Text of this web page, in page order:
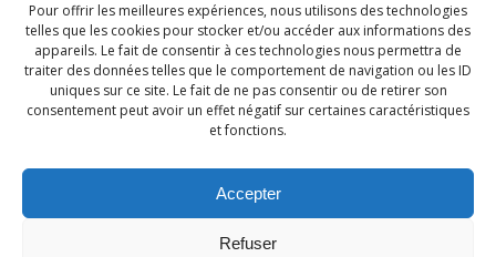
Pour offrir les meilleures expériences, nous utilisons des technologies
telles que les cookies pour stocker et/ou accéder aux informations des
appareils. Le fait de consentir à ces technologies nous permettra de
traiter des données telles que le comportement de navigation ou les ID
uniques sur ce site. Le fait de ne pas consentir ou de retirer son
consentement peut avoir un effet négatif sur certaines caractéristiques
et fonctions.
Accepter
Refuser
Gestion des Cookies
Recherche
pour
© 2022 Sylvie Callet
Retrouvez-moi sur la page Facebook Ecriture